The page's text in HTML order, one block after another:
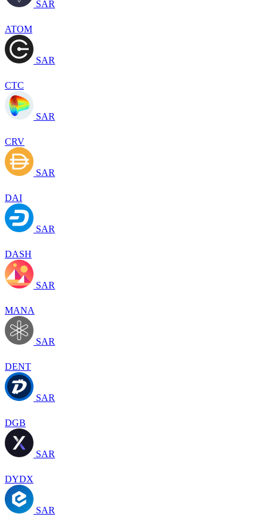
SAR
ATOM
SAR
CTC
SAR
CRV
SAR
DAI
SAR
DASH
SAR
MANA
SAR
DENT
SAR
DGB
SAR
DYDX
SAR